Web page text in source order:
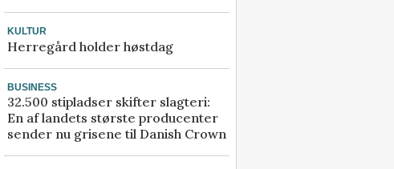
KULTUR
Herregård holder høstdag
BUSINESS
32.500 stipladser skifter slagteri:
En af landets største producenter
sender nu grisene til Danish Crown